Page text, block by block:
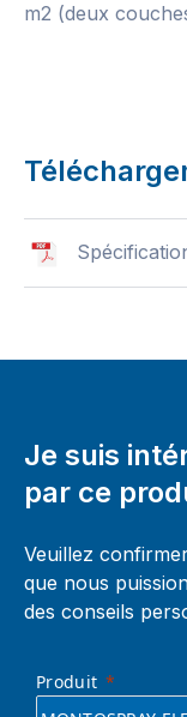
m2 (deux
Je suis
par ce
Veuillez
que nous
des conseils
Produit